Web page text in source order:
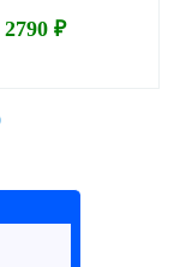
2790 ₽